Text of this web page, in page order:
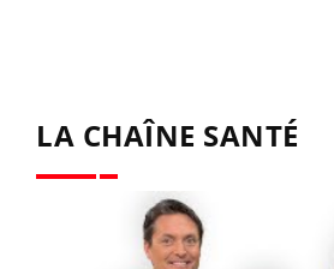
LA CHAÎNE SANTÉ